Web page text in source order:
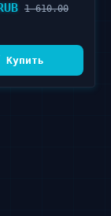
1 610.00
Купить